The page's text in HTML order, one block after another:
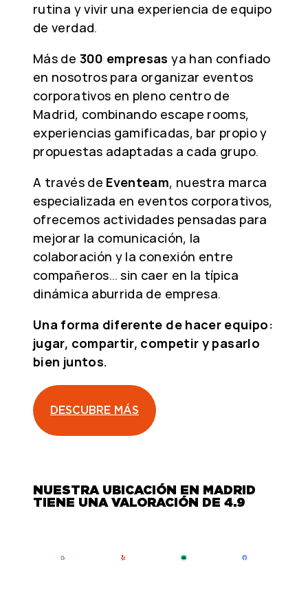
rutina y vivir una experiencia de equipo
de verdad.
Más de 300 empresas ya han confiado
en nosotros para organizar eventos
corporativos en pleno centro de
Madrid, combinando escape rooms,
experiencias gamificadas, bar propio y
propuestas adaptadas a cada grupo.
A través de Eventeam, nuestra marca
especializada en eventos corporativos,
ofrecemos actividades pensadas para
mejorar la comunicación, la
colaboración y la conexión entre
compañeros… sin caer en la típica
dinámica aburrida de empresa.
Una forma diferente de hacer equipo:
jugar, compartir, competir y pasarlo
bien juntos.
DESCUBRE MÁS
NUESTRA UBICACIÓN EN MADRID
TIENE UNA VALORACIÓN DE 4.9